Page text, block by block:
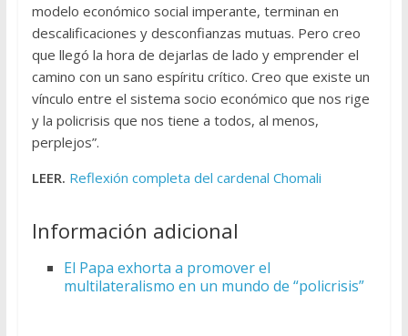
modelo económico social imperante, terminan en
descalificaciones y desconfianzas mutuas. Pero creo
que llegó la hora de dejarlas de lado y emprender el
camino con un sano espíritu crítico. Creo que existe un
vínculo entre el sistema socio económico que nos rige
y la policrisis que nos tiene a todos, al menos,
perplejos”.
LEER. Reflexión completa del cardenal Chomali
Información adicional
El Papa exhorta a promover el
multilateralismo en un mundo de “policrisis”